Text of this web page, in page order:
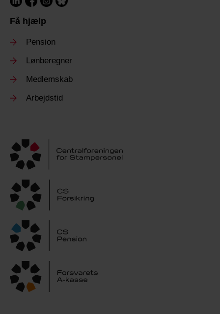
Få hjælp
Pension
Lønberegner
Medlemskab
Arbejdstid